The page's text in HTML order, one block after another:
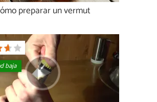
preparar un vermut
baja